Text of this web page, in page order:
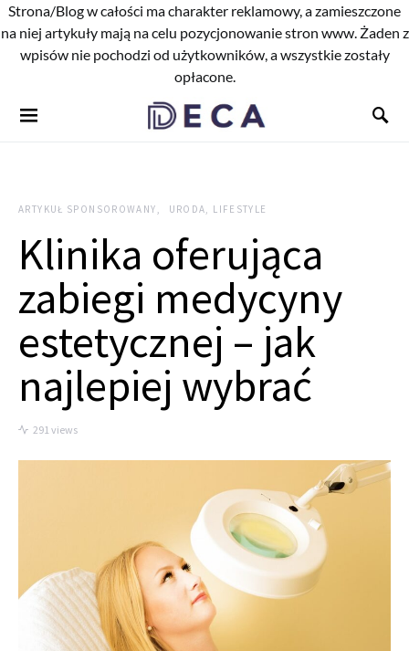
Strona/Blog w całości ma charakter reklamowy, a zamieszczone
na niej artykuły mają na celu pozycjonowanie stron www. Żaden z
wpisów nie pochodzi od użytkowników, a wszystkie zostały
opłacone.
ARTYKUŁ SPONSOROWANY URODA, LIFESTYLE
Klinika oferująca
zabiegi medycyny
estetycznej – jak
najlepiej wybrać
291 views